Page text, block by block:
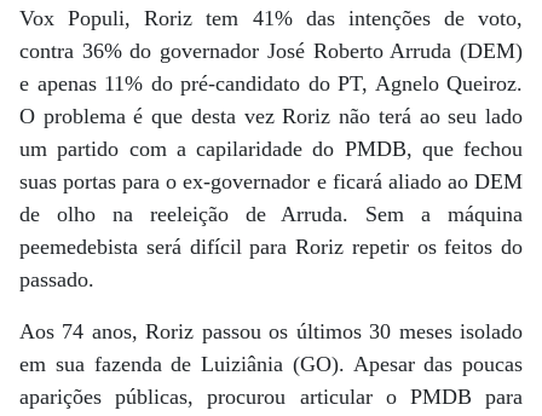
Vox Populi, Roriz tem 41% das intenções de voto,
contra 36% do governador José Roberto Arruda (DEM)
e apenas 11% do pré-candidato do PT, Agnelo Queiroz.
O problema é que desta vez Roriz não terá ao seu lado
um partido com a capilaridade do PMDB, que fechou
suas portas para o ex-governador e ficará aliado ao DEM
de olho na reeleição de Arruda. Sem a máquina
peemedebista será difícil para Roriz repetir os feitos do
passado.
Aos 74 anos, Roriz passou os últimos 30 meses isolado
em sua fazenda de Luiziânia (GO). Apesar das poucas
aparições públicas, procurou articular o PMDB para